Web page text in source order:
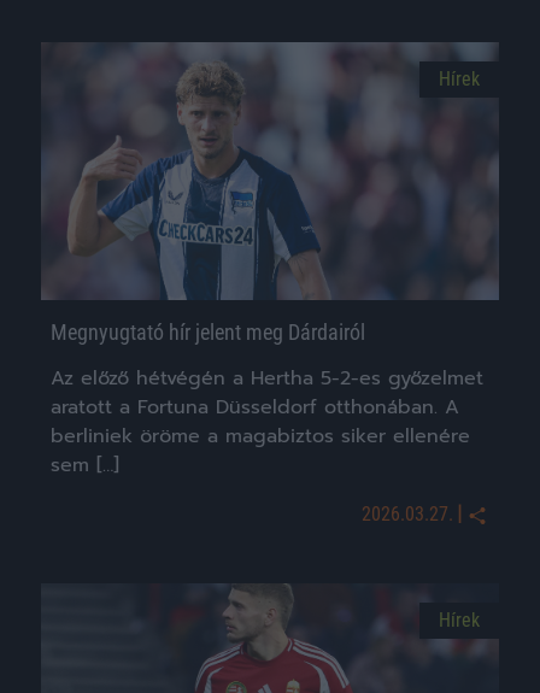
Hírek
Megnyugtató hír jelent meg Dárdairól
Az előző hétvégén a Hertha 5-2-es győzelmet
aratott a Fortuna Düsseldorf otthonában. A
berliniek öröme a magabiztos siker ellenére
sem […]
2026.03.27. |
Hírek